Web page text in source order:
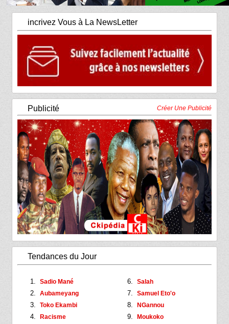
incrivez Vous à La NewsLetter
Publicité Créer Une Publicité
Tendances du Jour
Sadio Mané
Aubameyang
Toko Ekambi
Racisme
Salah
Samuel Eto'o
NGannou
Moukoko